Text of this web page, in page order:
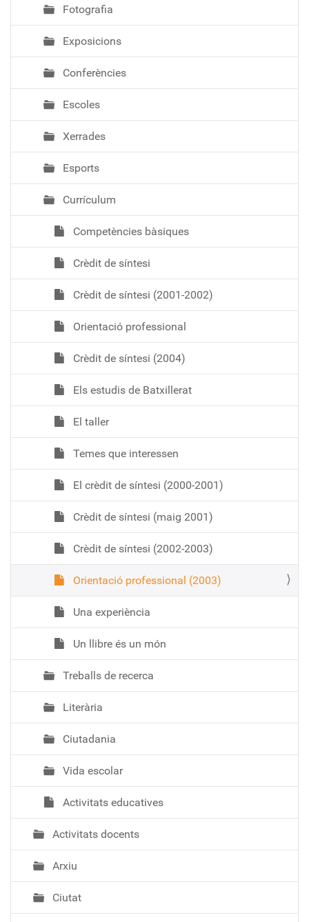
Fotografia
Exposicions
Conferències
Escoles
Xerrades
Esports
Currículum
Competències bàsiques
Crèdit de síntesi
Crèdit de síntesi (2001-2002)
Orientació professional
Crèdit de síntesi (2004)
Els estudis de Batxillerat
El taller
Temes que interessen
El crèdit de síntesi (2000-2001)
Crèdit de síntesi (maig 2001)
Crèdit de síntesi (2002-2003)
Orientació professional (2003)
Una experiència
Un llibre és un món
Treballs de recerca
Literària
Ciutadania
Vida escolar
Activitats educatives
Activitats docents
Arxiu
Ciutat